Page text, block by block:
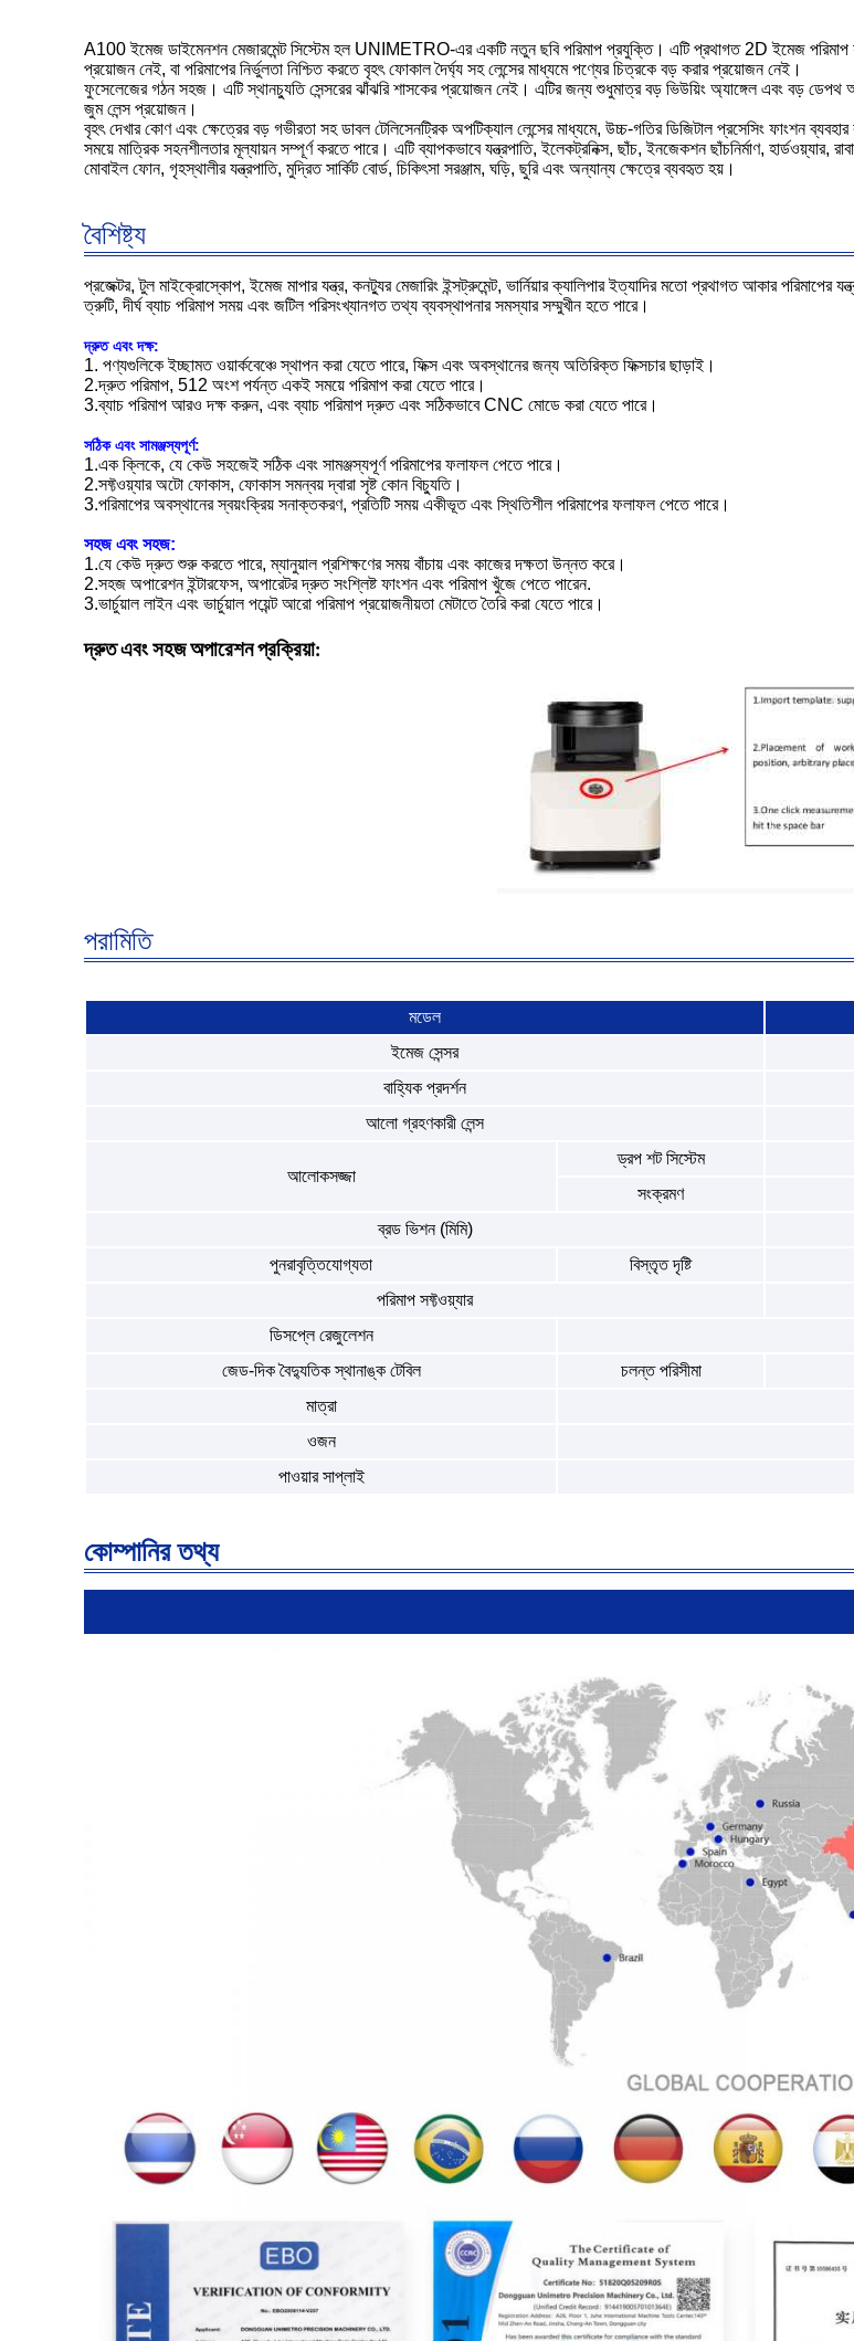
A100 ইমেজ ডাইমেনশন মেজারমেন্ট সিস্টেম হল UNIMETRO-এর একটি নতুন ছবি পরিমাপ প্রযুক্তি। এটি প্রথাগত 2D ইমেজ পরিমাপ
প্রয়োজন নেই, বা পরিমাপের নির্ভুলতা নিশ্চিত করতে বৃহৎ ফোকাল দৈর্ঘ্য সহ লেন্সের মাধ্যমে পণ্যের চিত্রকে বড় করার প্রয়োজন নেই।
ফুসেলেজের গঠন সহজ। এটি স্থানচ্যুতি সেন্সরের ঝাঁঝরি শাসকের প্রয়োজন নেই। এটির জন্য শুধুমাত্র বড় ভিউয়িং অ্যাঙ্গেল এবং বড় ডেপথ অফ
জুম লেন্স প্রয়োজন।
বৃহৎ দেখার কোণ এবং ক্ষেত্রের বড় গভীরতা সহ ডাবল টেলিসেনট্রিক অপটিক্যাল লেন্সের মাধ্যমে, উচ্চ-গতির ডিজিটাল প্রসেসিং ফাংশন
সময়ে মাত্রিক সহনশীলতার মূল্যায়ন সম্পূর্ণ করতে পারে। এটি ব্যাপকভাবে যন্ত্রপাতি, ইলেকট্রনিক্স, ছাঁচ, ইনজেকশন ছাঁচনির্মাণ, হার্ডওয়্যার,
মোবাইল ফোন, গৃহস্থালীর যন্ত্রপাতি, মুদ্রিত সার্কিট বোর্ড, চিকিৎসা সরঞ্জাম, ঘড়ি, ছুরি এবং অন্যান্য ক্ষেত্রে ব্যবহৃত হয়।
বৈশিষ্ট্য
প্রজেক্টর, টুল মাইক্রোস্কোপ, ইমেজ মাপার যন্ত্র, কনট্যুর মেজারিং ইন্সট্রুমেন্ট, ভার্নিয়ার ক্যালিপার ইত্যাদির মতো প্রথাগত আকার
ত্রুটি, দীর্ঘ ব্যাচ পরিমাপ সময় এবং জটিল পরিসংখ্যানগত তথ্য ব্যবস্থাপনার সমস্যার সম্মুখীন হতে পারে।
দ্রুত এবং দক্ষ:
1. পণ্যগুলিকে ইচ্ছামত ওয়ার্কবেঞ্চে স্থাপন করা যেতে পারে, ফিক্স এবং অবস্থানের জন্য অতিরিক্ত ফিক্সচার ছাড়াই।
2.দ্রুত পরিমাপ, 512 অংশ পর্যন্ত একই সময়ে পরিমাপ করা যেতে পারে।
3.ব্যাচ পরিমাপ আরও দক্ষ করুন, এবং ব্যাচ পরিমাপ দ্রুত এবং সঠিকভাবে CNC মোডে করা যেতে পারে।
সঠিক এবং সামঞ্জস্যপূর্ণ:
1.এক ক্লিকে, যে কেউ সহজেই সঠিক এবং সামঞ্জস্যপূর্ণ পরিমাপের ফলাফল পেতে পারে।
2.সফ্টওয়্যার অটো ফোকাস, ফোকাস সমন্বয় দ্বারা সৃষ্ট কোন বিচ্যুতি।
3.পরিমাপের অবস্থানের স্বয়ংক্রিয় সনাক্তকরণ, প্রতিটি সময় একীভূত এবং স্থিতিশীল পরিমাপের ফলাফল পেতে পারে।
সহজ এবং সহজ:
1.যে কেউ দ্রুত শুরু করতে পারে, ম্যানুয়াল প্রশিক্ষণের সময় বাঁচায় এবং কাজের দক্ষতা উন্নত করে।
2.সহজ অপারেশন ইন্টারফেস, অপারেটর দ্রুত সংশ্লিষ্ট ফাংশন এবং পরিমাপ খুঁজে পেতে পারেন.
3.ভার্চুয়াল লাইন এবং ভার্চুয়াল পয়েন্ট আরো পরিমাপ প্রয়োজনীয়তা মেটাতে তৈরি করা যেতে পারে।
দ্রুত এবং সহজ অপারেশন প্রক্রিয়া:
পরামিতি
মডেল
ইমেজ সেন্সর
বাহ্যিক প্রদর্শন
আলো গ্রহণকারী লেন্স
আলোকসজ্জা
ড্রপ শট সিস্টেম
সংক্রমণ
ব্রড ভিশন (মিমি)
পুনরাবৃত্তিযোগ্যতা
বিস্তৃত দৃষ্টি
পরিমাপ সফ্টওয়্যার
ডিসপ্লে রেজুলেশন
জেড-দিক বৈদ্যুতিক স্থানাঙ্ক টেবিল
চলন্ত পরিসীমা
মাত্রা
ওজন
পাওয়ার সাপ্লাই
কোম্পানির তথ্য